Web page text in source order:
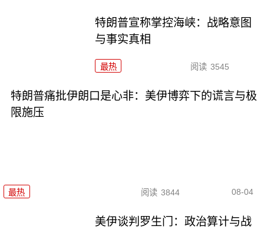
特朗普宣称掌控海峡：战略意图
与事实真相
最热 阅读 3545
特朗普痛批伊朗口是心非：美伊博弈下的谎言与极
限施压
最热 阅读 3844 08-04
美伊谈判罗生门：政治算计与战